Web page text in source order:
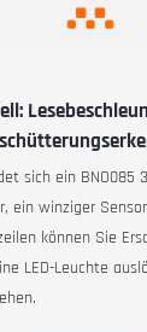
sich ein BNO085
ein winziger
können Sie
LED-Leuchte